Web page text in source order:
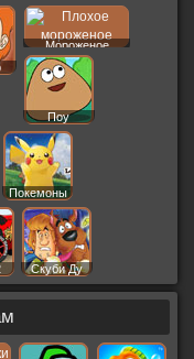
Мороженое
Поу
Покемоны
Скуби Ду